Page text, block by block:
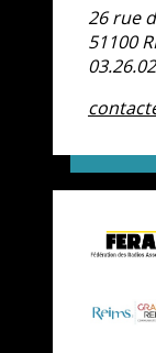
26 rue
51100